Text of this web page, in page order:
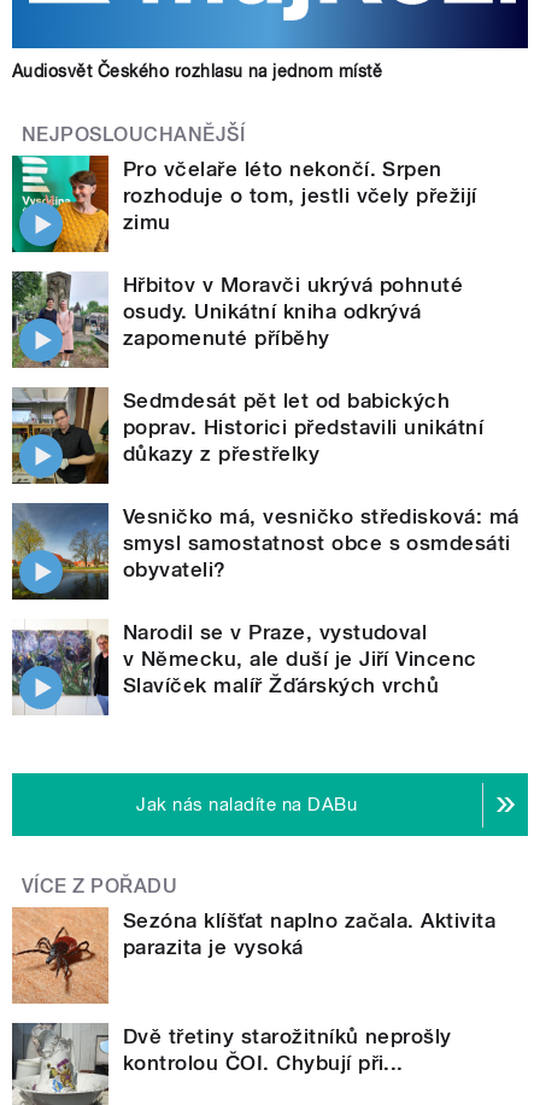
Audiosvět Českého rozhlasu na jednom místě
NEJPOSLOUCHANĚJŠÍ
Pro včelaře léto nekončí. Srpen
rozhoduje o tom, jestli včely přežijí
zimu
Hřbitov v Moravči ukrývá pohnuté
osudy. Unikátní kniha odkrývá
zapomenuté příběhy
Sedmdesát pět let od babických
poprav. Historici představili unikátní
důkazy z přestřelky
Vesničko má, vesničko středisková: má
smysl samostatnost obce s osmdesáti
obyvateli?
Narodil se v Praze, vystudoval
v Německu, ale duší je Jiří Vincenc
Slavíček malíř Žďárských vrchů
Jak nás naladíte na DABu
VÍCE Z POŘADU
Sezóna klíšťat naplno začala. Aktivita
parazita je vysoká
Dvě třetiny starožitníků neprošly
kontrolou ČOI. Chybují při...